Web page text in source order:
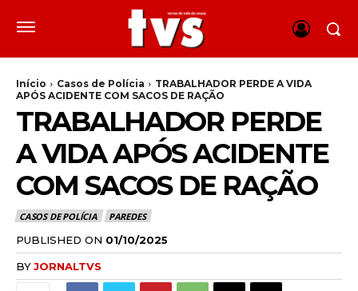
Início Casos de Polícia
TRABALHADOR PERDE A VIDA
APÓS ACIDENTE COM SACOS DE RAÇÃO
TRABALHADOR PERDE
A VIDA APÓS ACIDENTE
COM SACOS DE RAÇÃO
CASOS DE POLÍCIA PAREDES
PUBLISHED ON 01/10/2025
BYJORNALTVS